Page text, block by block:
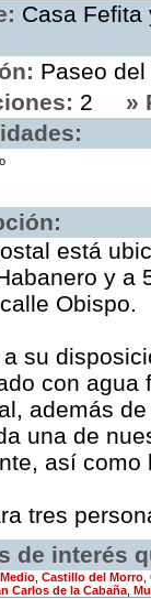
Casa
Paseo
2 »
está
y a
Obispo.
su
con agua
además
una de
así como
tres
de interés
Castillo del Morro
Carlos de la Cabaña